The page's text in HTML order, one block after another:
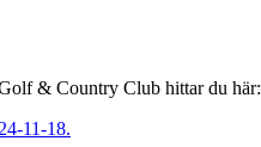
& Country Club hittar du här:
11-18.